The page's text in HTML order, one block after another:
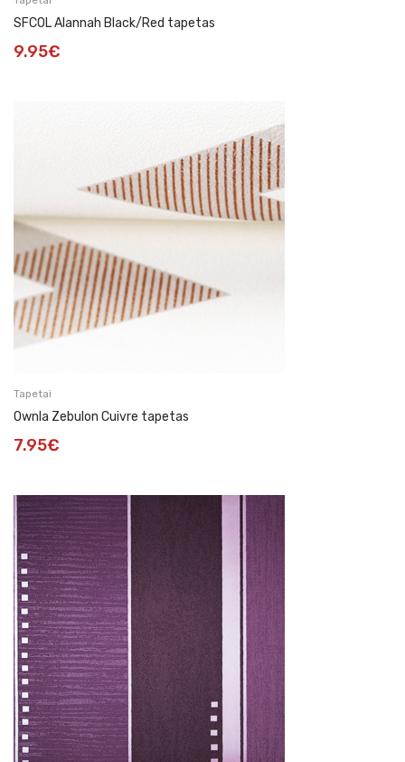
SFCOL Alannah Black/Red tapetas
9.95€
Tapetai
Ownla Zebulon Cuivre tapetas
7.95€